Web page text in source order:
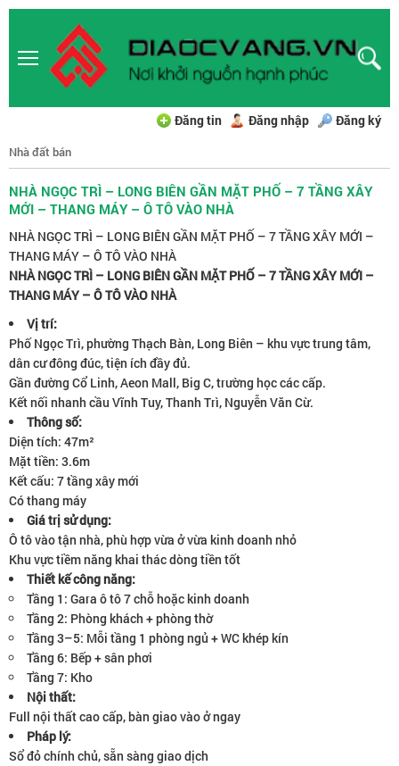
Đăng tin Đăng nhập Đăng ký
Nhà đất bán
NHÀ NGỌC TRÌ – LONG BIÊN GẦN MẶT PHỐ – 7 TẦNG XÂY
MỚI – THANG MÁY – Ô TÔ VÀO NHÀ
NHÀ NGỌC TRÌ – LONG BIÊN GẦN MẶT PHỐ – 7 TẦNG XÂY MỚI –
THANG MÁY – Ô TÔ VÀO NHÀ
NHÀ NGỌC TRÌ – LONG BIÊN GẦN MẶT PHỐ – 7 TẦNG XÂY MỚI –
THANG MÁY – Ô TÔ VÀO NHÀ
Vị trí:
Phố Ngọc Trì, phường Thạch Bàn, Long Biên – khu vực trung tâm,
dân cư đông đúc, tiện ích đầy đủ.
Gần đường Cổ Linh, Aeon Mall, Big C, trường học các cấp.
Kết nối nhanh cầu Vĩnh Tuy, Thanh Trì, Nguyễn Văn Cừ.
Thông số:
Diện tích: 47m²
Mặt tiền: 3.6m
Kết cấu: 7 tầng xây mới
Có thang máy
Giá trị sử dụng:
Ô tô vào tận nhà, phù hợp vừa ở vừa kinh doanh nhỏ
Khu vực tiềm năng khai thác dòng tiền tốt
Thiết kế công năng:
Tầng 1: Gara ô tô 7 chỗ hoặc kinh doanh
Tầng 2: Phòng khách + phòng thờ
Tầng 3–5: Mỗi tầng 1 phòng ngủ + WC khép kín
Tầng 6: Bếp + sân phơi
Tầng 7: Kho
Nội thất:
Full nội thất cao cấp, bàn giao vào ở ngay
Pháp lý:
Sổ đỏ chính chủ, sẵn sàng giao dịch